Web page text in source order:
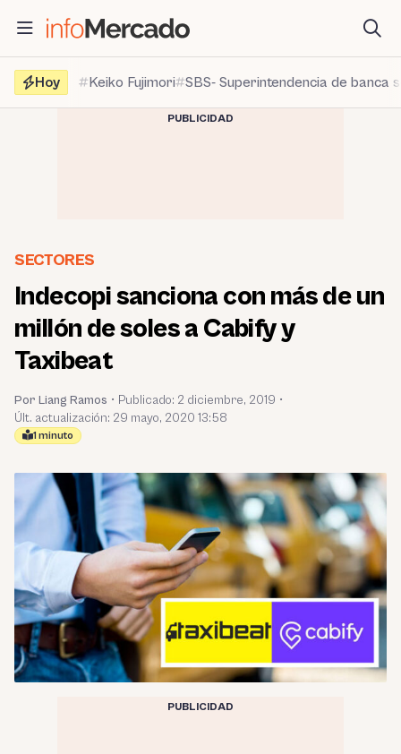
contenido
Hoy
Keiko Fujimori SBS- Superintendencia de banca
PUBLICIDAD
SECTORES
Indecopi sanciona con más de un
millón de soles a Cabify y
Taxibeat
Por Liang Ramos • Publicado: 2 diciembre, 2019 •
Últ. actualización: 29 mayo, 2020 13:58
1 minuto
PUBLICIDAD